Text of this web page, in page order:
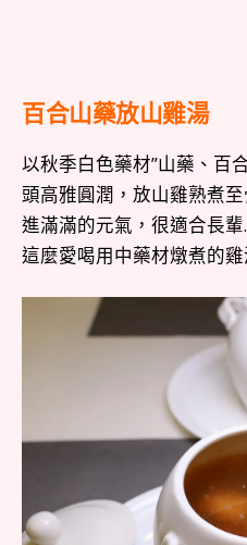
百合山藥放山雞湯
以秋季白色藥材”山藥、百
頭高雅圓潤，放山雞熟煮
進滿滿的元氣，很適合長
這麼愛喝用中藥材燉煮的